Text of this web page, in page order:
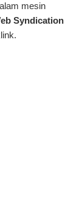
mesin
Syndication